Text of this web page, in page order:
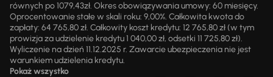
równych po 1079,43zł. Okres obowiązywania umowy: 60 miesięcy.
Oprocentowanie stałe w skali roku: 9,00%. Całkowita kwota do
zapłaty: 64 765,80 zł. Całkowity koszt kredytu: 12 765,80 zł (w tym
prowizja za udzielenie kredytu 1 040,00 zł, odsetki 11 725,80 zł).
Wyliczenie na dzień 11.12.2025 r. Zawarcie ubezpieczenia nie jest
warunkiem udzielenia kredytu.
Pokaż wszystko